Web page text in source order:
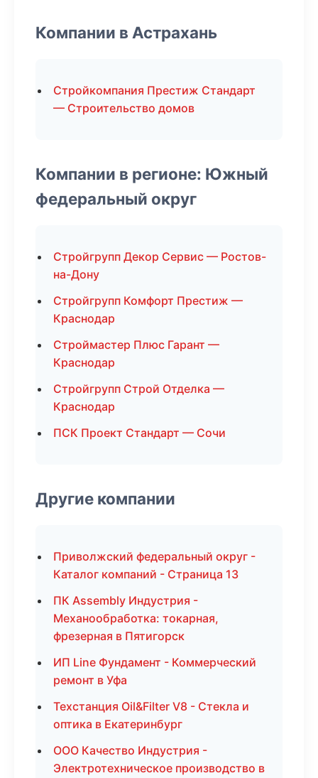
Компании в Астрахань
Стройкомпания Престиж Стандарт
— Строительство домов
Компании в регионе: Южный
федеральный округ
Стройгрупп Декор Сервис — Ростов-
на-Дону
Стройгрупп Комфорт Престиж —
Краснодар
Строймастер Плюс Гарант —
Краснодар
Стройгрупп Строй Отделка —
Краснодар
ПСК Проект Стандарт — Сочи
Другие компании
Приволжский федеральный округ -
Каталог компаний - Страница 13
ПК Assembly Индустрия -
Механообработка: токарная,
фрезерная в Пятигорск
ИП Line Фундамент - Коммерческий
ремонт в Уфа
Техстанция Oil&Filter V8 - Стекла и
оптика в Екатеринбург
ООО Качество Индустрия -
Электротехническое производство в